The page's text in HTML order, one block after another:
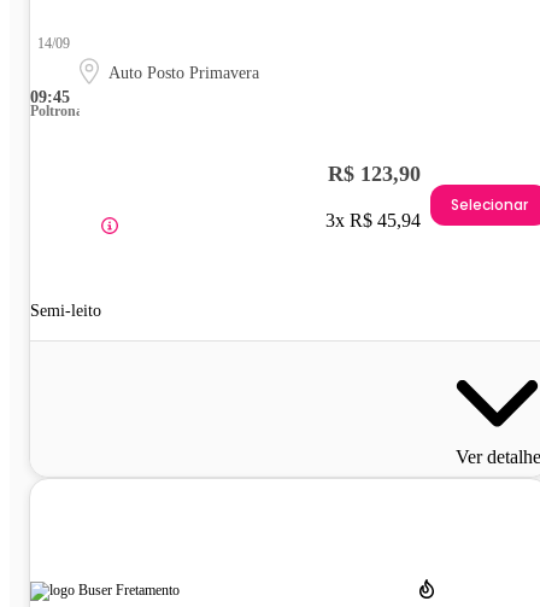
09:45
14/09
Auto Posto Primavera
Poltrona
Semi-leito
R$ 123,90
3x R$ 45,94
Selecionar
Ver